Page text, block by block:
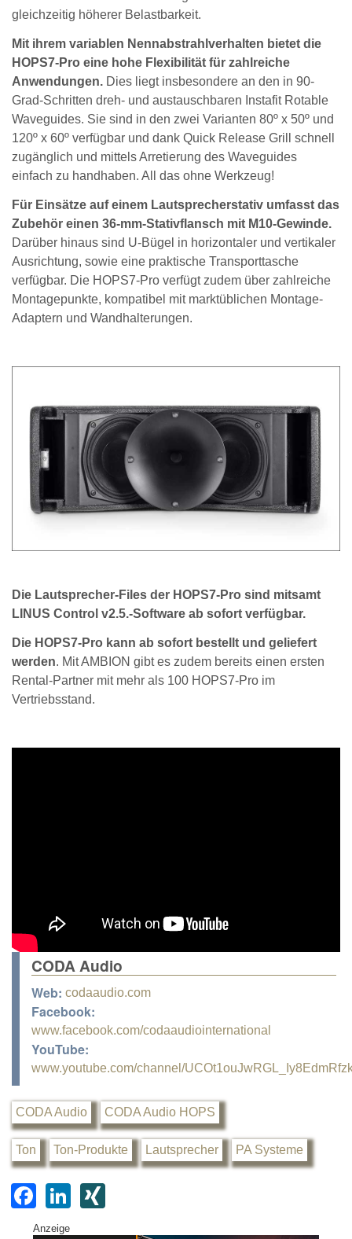
gleichzeitig höherer Belastbarkeit.
Mit ihrem variablen Nennabstrahlverhalten bietet die
HOPS7-Pro eine hohe Flexibilität für zahlreiche
Anwendungen. Dies liegt insbesondere an den in 90-
Grad-Schritten dreh- und austauschbaren Instafit Rotable
Waveguides. Sie sind in den zwei Varianten 80º x 50º und
120º x 60º verfügbar und dank Quick Release Grill schnell
zugänglich und mittels Arretierung des Waveguides
einfach zu handhaben. All das ohne Werkzeug!
Für Einsätze auf einem Lautsprecherstativ umfasst das
Zubehör einen 36-mm-Stativflansch mit M10-Gewinde.
Darüber hinaus sind U-Bügel in horizontaler und vertikaler
Ausrichtung, sowie eine praktische Transporttasche
verfügbar. Die HOPS7-Pro verfügt zudem über zahlreiche
Montagepunkte, kompatibel mit marktüblichen Montage-
Adaptern und Wandhalterungen.
Die Lautsprecher-Files der HOPS7-Pro sind mitsamt
LINUS Control v2.5.-Software ab sofort verfügbar.
Die HOPS7-Pro kann ab sofort bestellt und geliefert
werden. Mit AMBION gibt es zudem bereits einen ersten
Rental-Partner mit mehr als 100 HOPS7-Pro im
Vertriebsstand.
CODA Audio
Web: codaaudio.com
Facebook:
www.facebook.com/codaaudiointernational
YouTube:
www.youtube.com/channel/
CODA Audio CODA Audio HOPS
Ton Ton-Produkte Lautsprecher PA Systeme
F
a
Li
Anzeige